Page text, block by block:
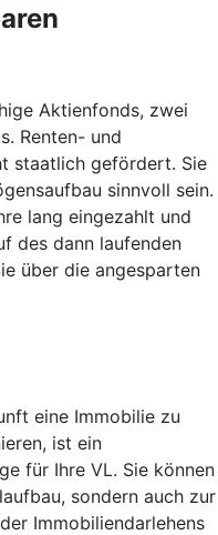
Aktienfonds, zwei
Renten- und
staatlich gefördert. Sie
sinnvoll sein.
lang eingezahlt und
des dann laufenden
über die angesparten
eine Immobilie zu
ist ein
für Ihre VL. Sie können
sondern auch zur
Immobiliendarlehens